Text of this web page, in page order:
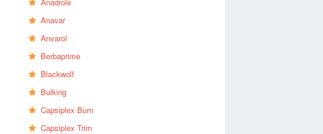
Anavar
Anvarol
Berbaprime
Blackwolf
Bulking
Capsiplex Burn
Capsiplex Trim